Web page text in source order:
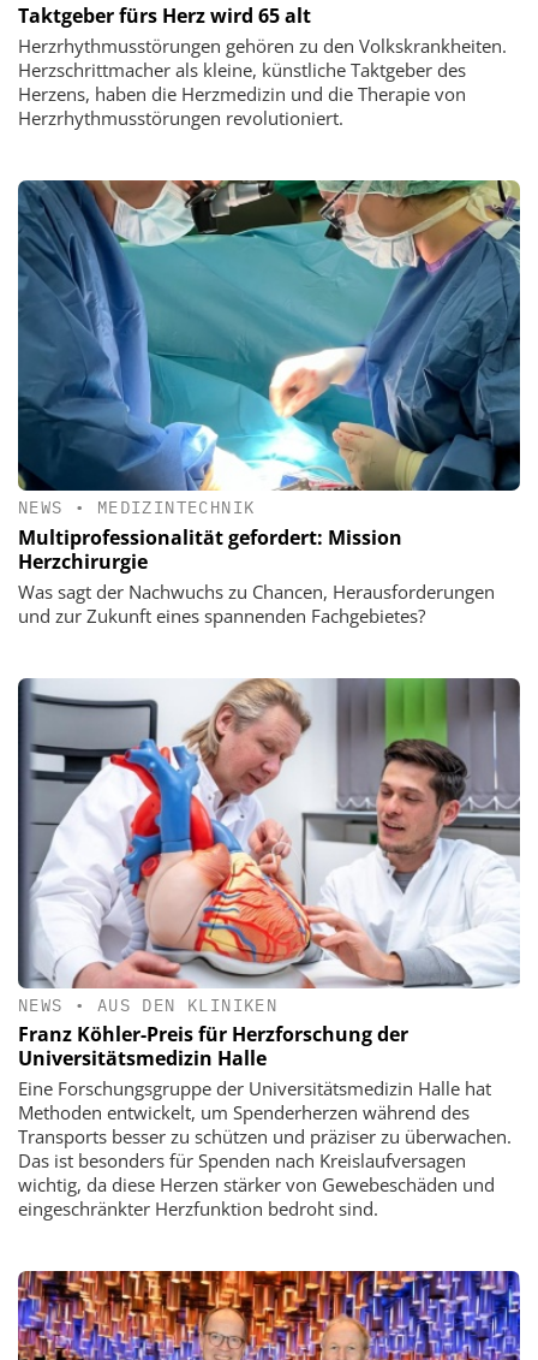
Taktgeber fürs Herz wird 65 alt
Herzrhythmusstörungen gehören zu den Volkskrankheiten.
Herzschrittmacher als kleine, künstliche Taktgeber des
Herzens, haben die Herzmedizin und die Therapie von
Herzrhythmusstörungen revolutioniert.
NEWS • MEDIZINTECHNIK
Multiprofessionalität gefordert: Mission
Herzchirurgie
Was sagt der Nachwuchs zu Chancen, Herausforderungen
und zur Zukunft eines spannenden Fachgebietes?
NEWS • AUS DEN KLINIKEN
Franz Köhler-Preis für Herzforschung der
Universitätsmedizin Halle
Eine Forschungsgruppe der Universitätsmedizin Halle hat
Methoden entwickelt, um Spenderherzen während des
Transports besser zu schützen und präziser zu überwachen.
Das ist besonders für Spenden nach Kreislaufversagen
wichtig, da diese Herzen stärker von Gewebeschäden und
eingeschränkter Herzfunktion bedroht sind.